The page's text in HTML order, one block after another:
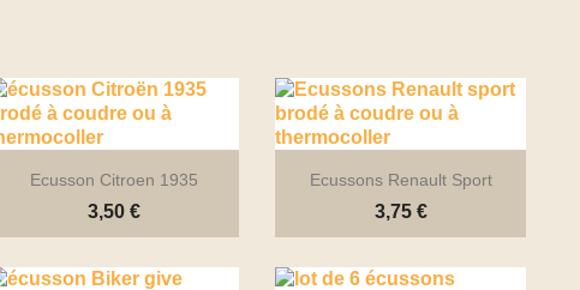
Ecusson Citroen 1935
3,50 €
Ecussons Renault Sport
3,75 €